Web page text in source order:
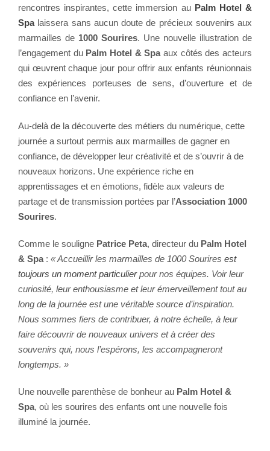
rencontres inspirantes, cette immersion au Palm Hotel &
Spalaissera sans aucun doute de précieux souvenirs aux
marmailles de 1000 Sourires. Une nouvelle illustration de
l’engagement du Palm Hotel & Spaaux côtés des acteurs
qui œuvrent chaque jour pour offrir aux enfants réunionnais
des expériences porteuses de sens, d’ouverture et de
confiance en l’avenir.
Au-delà de la découverte des métiers du numérique, cette
journée a surtout permis aux marmailles de gagner en
confiance, de développer leur créativité et de s’ouvrir à de
nouveaux horizons. Une expérience riche en
apprentissages et en émotions, fidèle aux valeurs de
partage et de transmission portées par l’Association 1000
Sourires.
Comme le souligne Patrice Peta, directeur du Palm Hotel
& Spa: « Accueillir les marmailles de 1000 Sourires est
toujours un moment particulierpour nos équipes. Voir leur
curiosité, leur enthousiasme et leur émerveillement tout au
long de la journée est une véritable source d’inspiration.
Nous sommes fiers de contribuer, à notre échelle, à leur
faire découvrir de nouveaux univers et à créer des
souvenirs qui, nous l’espérons, les accompagneront
longtemps. »
Une nouvelle parenthèse de bonheur au Palm Hotel &
Spa, où les sourires des enfants ont une nouvelle fois
illuminé la journée.